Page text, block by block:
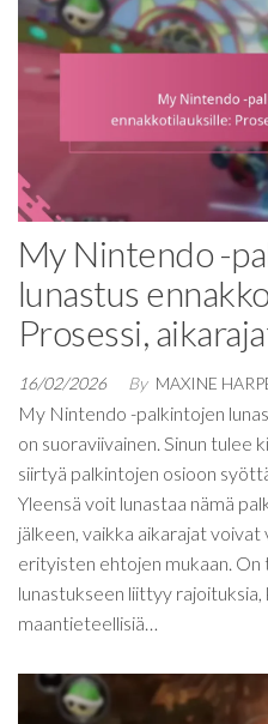
My Nintendo -
lunastus
Prosessi,
16/02/2026 By MAXINE
My Nintendo -palkintojen
on suoraviivainen. Sinun tulee
siirtyä palkintojen osioon
Yleensä voit lunastaa nämä
jälkeen, vaikka aikarajat
erityisten ehtojen mukaan.
lunastukseen liittyy
maantieteellisiä…